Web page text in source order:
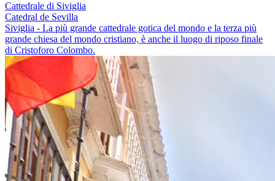
Cattedrale di Siviglia
Catedral de Sevilla
Siviglia - La più grande cattedrale gotica del mondo e la terza più
grande chiesa del mondo cristiano, è anche il luogo di riposo finale
di Cristoforo Colombo.